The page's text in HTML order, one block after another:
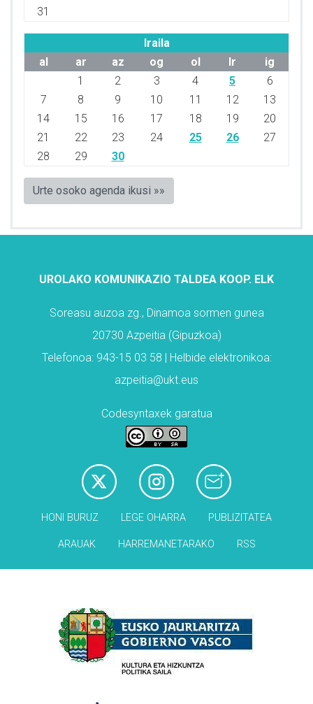
31
Iraila
al
ar az og ol lr
ig
1
2 3 4 5
6
7
8 9 10 11 12
13
14
15 16 17 18 19
20
21
22 23 24 25 26
27
28
29 30
Urte osoko agenda ikusi »»
UROLAKO KOMUNIKAZIO TALDEA KOOP. ELK
Soreasu auzoa zg., Dinamoa sormen gunea
20730 Azpeitia (Gipuzkoa)
Telefonoa: 943-15 03 58 | Helbide elektronikoa:
azpeitia@ukt.eus
Codesyntaxek garatua
HONI BURUZ LEGE OHARRA PUBLIZITATEA
ARAUAK HARREMANETARAKO RSS